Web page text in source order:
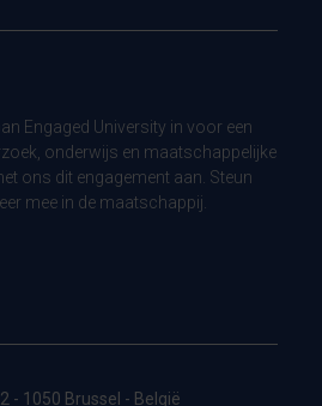
Engaged University in voor een
onderwijs en maatschappelijke
ons dit engagement aan. Steun
mee in de maatschappij.
- 1050 Brussel - België